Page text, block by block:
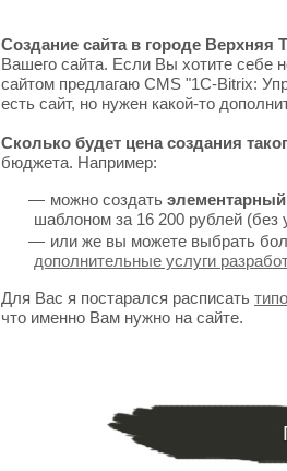
Создание сайта в городе Верхняя
Вашего сайта. Если Вы хотите себе
сайтом предлагаю CMS "1C-Bitrix:
есть сайт, но нужен какой-то
Сколько будет цена создания
бюджета. Например:
можно создать элементарный
шаблоном за 16 200 рублей (без
или же вы можете выбрать
дополнительные услуги
Для Вас я постарался расписать
что именно Вам нужно на сайте.